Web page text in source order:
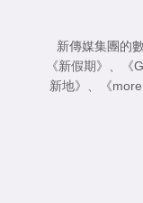
新傳媒集團的
《新假期》 、 《
新地》 、 《more